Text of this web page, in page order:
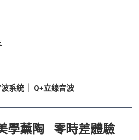
系統｜ Q+立線音波
學薰陶 零時差體驗